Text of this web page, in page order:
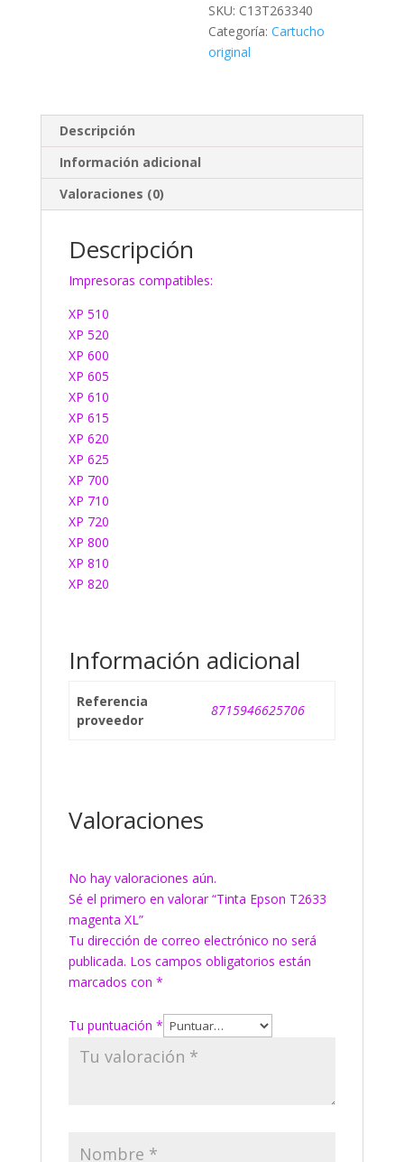
SKU: C13T263340
Categoría:Cartucho
original
Descripción
Información adicional
Valoraciones (0)
Descripción
Impresoras compatibles:
XP 510
XP 520
XP 600
XP 605
XP 610
XP 615
XP 620
XP 625
XP 700
XP 710
XP 720
XP 800
XP 810
XP 820
Información adicional
Referencia
proveedor
8715946625706
Valoraciones
No hay valoraciones aún.
Sé el primero en valorar “Tinta Epson T2633
magenta XL”
Tu dirección de correo electrónico no será
publicada. Los campos obligatorios están
marcados con *
Tu puntuación *